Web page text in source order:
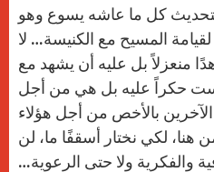
كل ما عاشه يسوع وهو
المسيح مع الكنيسة… لا
منعزلاً بل عليه أن يشهد مع
حكراً عليه بل هي من أجل
بالأخص من أجل هؤلاء
هنا، لكي نختار أسقفًا ما، لن
والفكرية ولا حتى الرعوية…